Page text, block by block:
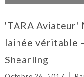
'TARA Aviateur'
lainée véritable
Shearling